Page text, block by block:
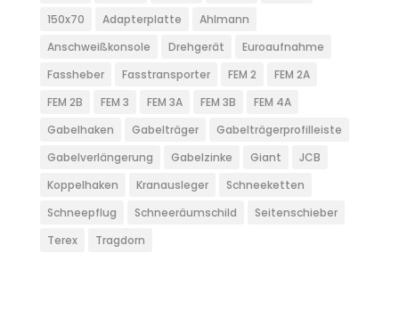
150x70
Adapterplatte
Ahlmann
Anschweißkonsole
Drehgerät
Euroaufnahme
Fassheber
Fasstransporter FEM 2
FEM 2A
FEM 2B
FEM 3 FEM 3A FEM 3B
FEM 4A
Gabelhaken
Gabelträger
Gabelträgerprofilleiste
Gabelverlängerung
Gabelzinke Giant
JCB
Koppelhaken
Kranausleger
Schneeketten
Schneepflug
Schneeräumschild
Seitenschieber
Terex
Tragdorn